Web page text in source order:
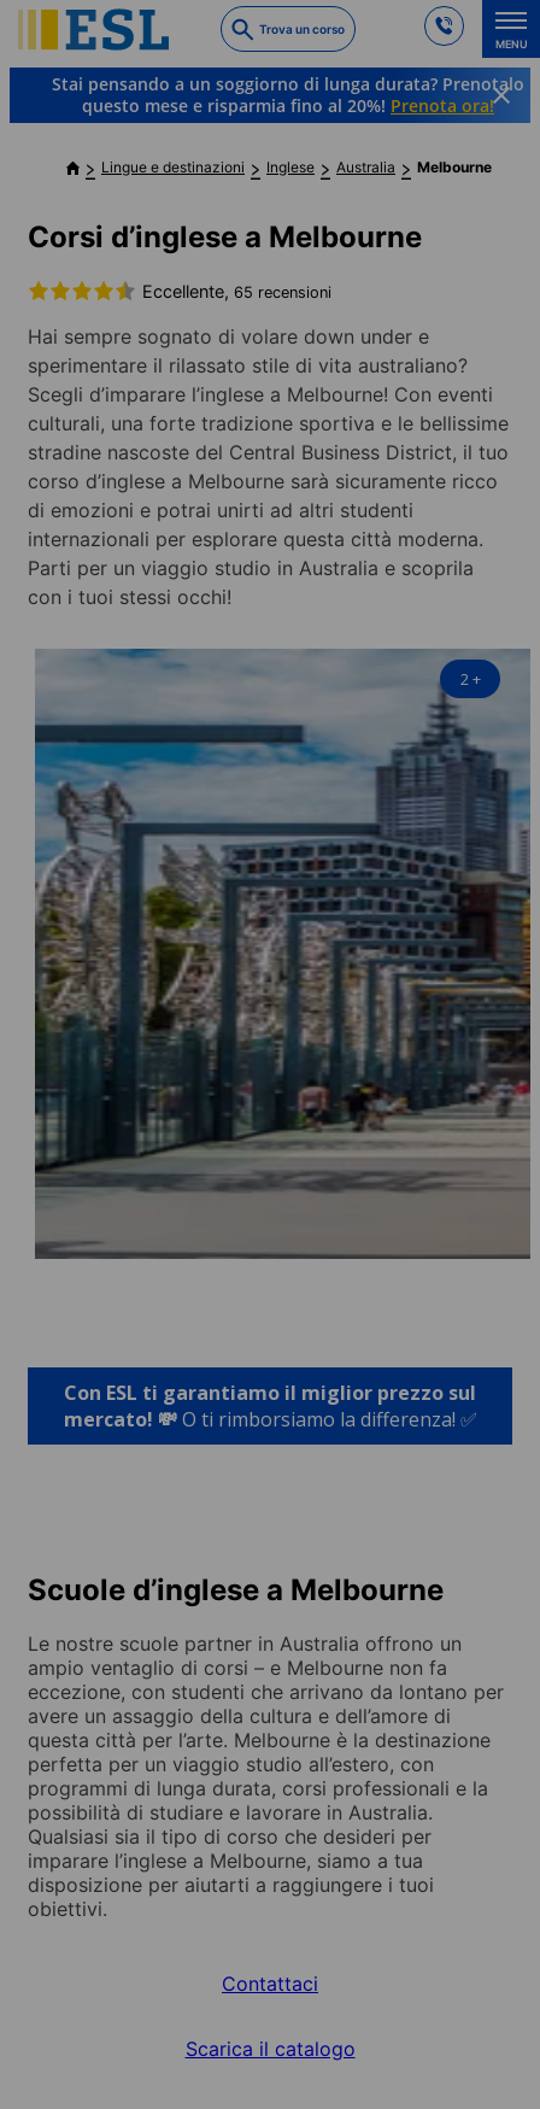
to
main
content
Trova un corso
MENU
Stai pensando a un soggiorno di lunga durata? Prenotalo
questo mese e risparmia fino al 20%! Prenota ora!
Lingue e destinazioni Inglese Australia Melbourne
Corsi d’inglese a Melbourne
Eccellente, 65 recensioni
Hai sempre sognato di volare down under e
sperimentare il rilassato stile di vita australiano?
Scegli d’imparare l’inglese a Melbourne! Con eventi
culturali, una forte tradizione sportiva e le bellissime
stradine nascoste del Central Business District, il tuo
corso d’inglese a Melbourne sarà sicuramente ricco
di emozioni e potrai unirti ad altri studenti
internazionali per esplorare questa città moderna.
Parti per un viaggio studio in Australia e scoprila
con i tuoi stessi occhi!
2+
Con ESL ti garantiamo il miglior prezzo sul
mercato! 💸O ti rimborsiamo la differenza! ✅
Scuole d’inglese a Melbourne
Le nostre scuole partner in Australia offrono un
ampio ventaglio di corsi – e Melbourne non fa
eccezione, con studenti che arrivano da lontano per
avere un assaggio della cultura e dell’amore di
questa città per l’arte. Melbourne è la destinazione
perfetta per un viaggio studio all’estero, con
programmi di lunga durata, corsi professionali e la
possibilità di studiare e lavorare in Australia.
Qualsiasi sia il tipo di corso che desideri per
imparare l’inglese a Melbourne, siamo a tua
disposizione per aiutarti a raggiungere i tuoi
obiettivi.
Contattaci
Scarica il catalogo